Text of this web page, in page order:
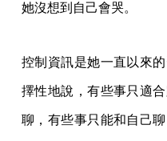
她沒想到自己會哭。
控制資訊是她一直以來
擇性地說，有些事只適
聊，有些事只能和自己